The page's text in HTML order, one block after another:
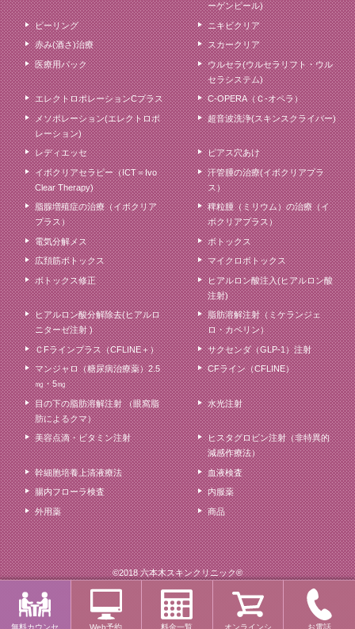
ーゲンピール)
ピーリング ニキビクリア
赤み(酒さ)治療 スカークリア
医療用パック
ウルセラ(ウルセラリフト・ウル
セラシステム)
エレクトロポレーションCプラス C-OPERA（Ｃ-オペラ）
メソポレーション(エレクトロポ
レーション)
超音波洗浄(スキンスクライバー)
レディエッセ ピアス穴あけ
イボクリアセラピー（ICT＝Ivo
Clear Therapy)
汗管腫の治療(イボクリアプラ
ス）
脂腺増殖症の治療（イボクリア
プラス）
稗粒腫（ミリウム）の治療（イ
ボクリアプラス）
電気分解メス ボトックス
広頚筋ボトックス マイクロボトックス
ボトックス修正
ヒアルロン酸注入(ヒアルロン酸
注射)
ヒアルロン酸分解除去(ヒアルロ
ニターゼ注射 )
脂肪溶解注射（ミケランジェ
ロ・カベリン）
ＣFラインプラス（CFLINE＋） サクセンダ（GLP-1）注射
マンジャロ（糖尿病治療薬）2.5
㎎・5㎎
CFライン（CFLINE）
目の下の脂肪溶解注射 （眼窩脂
肪によるクマ）
水光注射
美容点滴・ビタミン注射
ヒスタグロビン注射（非特異的
減感作療法）
幹細胞培養上清液療法 血液検査
腸内フローラ検査 内服薬
外用薬 商品
©2018 六本木スキンクリニック®
無料カウンセ Web予約 料金一覧 オンラインシ お電話